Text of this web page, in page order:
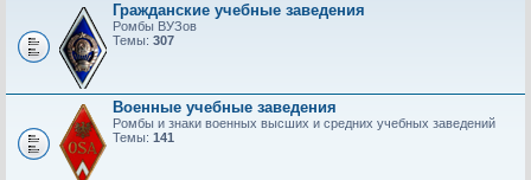
Гражданские учебные заведения
Ромбы ВУЗов
Темы: 307
Военные учебные заведения
Ромбы и знаки военных высших и средних учебных заведений
Темы: 141